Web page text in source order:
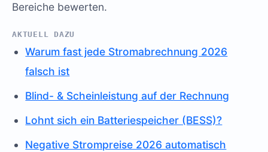
Bereiche bewerten.
AKTUELL DAZU
Warum fast jede Stromabrechnung 2026
falsch ist
Blind- & Scheinleistung auf der Rechnung
Lohnt sich ein Batteriespeicher (BESS)?
Negative Strompreise 2026 automatisch